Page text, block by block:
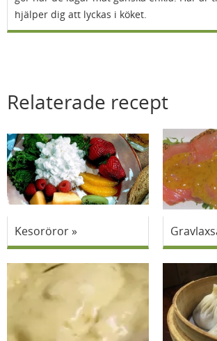
hjälper dig att lyckas i köket.
Relaterade recept
Kesoröror